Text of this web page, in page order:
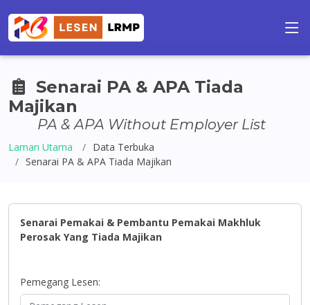
Senarai PA & APA Tiada
Majikan
PA & APA Without Employer List
Laman Utama
Data Terbuka
Senarai PA & APA Tiada Majikan
Senarai Pemakai & Pembantu Pemakai Makhluk
Perosak Yang Tiada Majikan
Pemegang Lesen: